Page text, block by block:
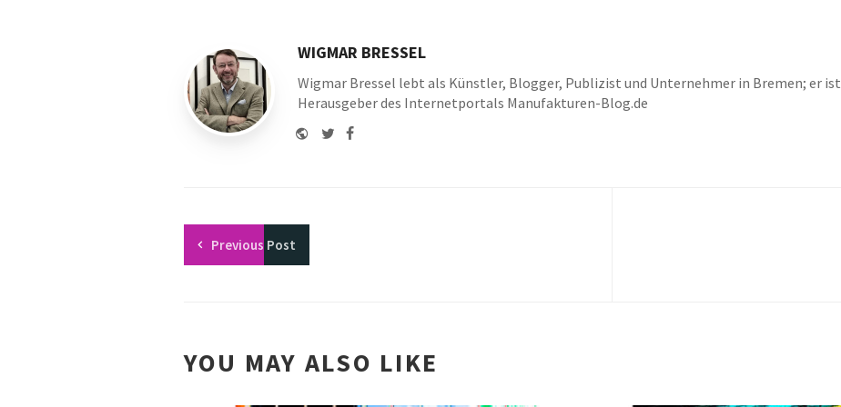
WIGMAR BRESSEL
Wigmar Bressel lebt als Künstler, Blogger, Publizist und Unternehmer in Bremen; er ist
Herausgeber des Internetportals Manufakturen-Blog.de
Website
TwitterFacebook
Previous Post
YOU MAY ALSO LIKE